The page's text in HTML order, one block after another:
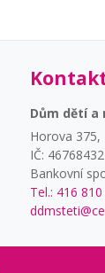
Dům dětí a
Horova 375,
IČ: 46768432
Bankovní
Tel.: 416